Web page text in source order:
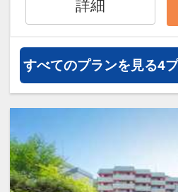
ここがポイント！
●夕食時、ソフトドリ
※旅行代金に含まれま
インターネットコース
17299847
詳細
すべてのプランを見る4